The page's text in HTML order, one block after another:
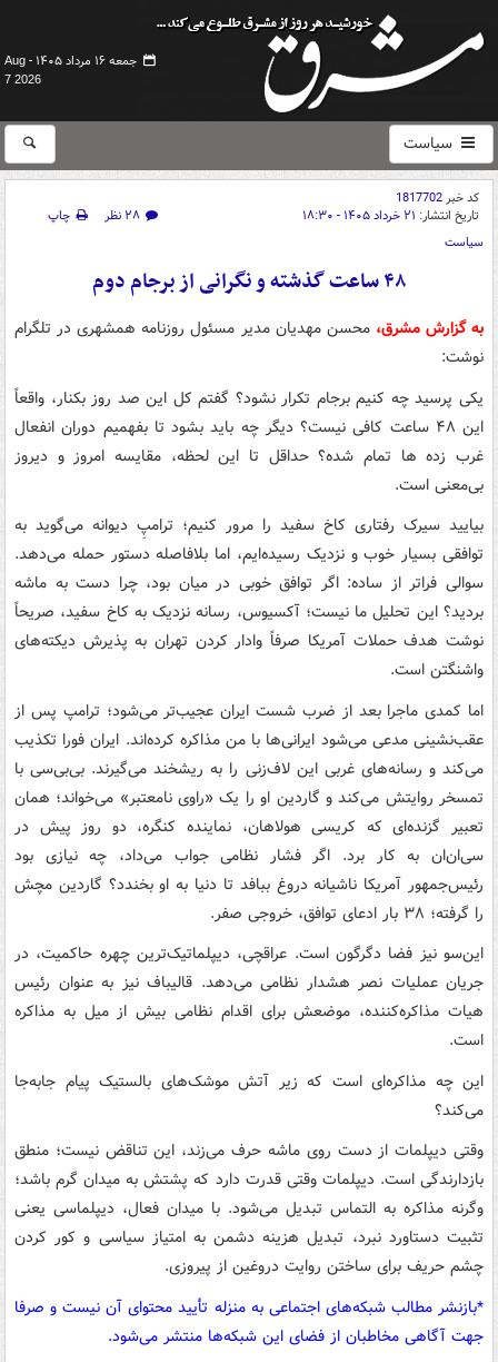
جمعه ۱۶ مرداد ۱۴۰۵ -
Aug
7 2026
سیاست
کد خبر1817702
تاریخ انتشار: ۲۱ خرداد ۱۴۰۵ - ۱۸:۳۰ ۲۸ نظر
چاپ
سیاست
۴۸ ساعت گذشته و نگرانی از برجام دوم
به گزارش مشرق،محسن مهدیان مدیر مسئول روزنامه همشهری در تلگرام
نوشت:
یکی پرسید چه کنیم برجام تکرار نشود؟ گفتم کل این صد روز بکنار، واقعاً
این ۴۸ ساعت کافی نیست؟ دیگر چه باید بشود تا بفهمیم دوران انفعال
غرب زده ها تمام شده؟ حداقل تا این لحظه، مقایسه امروز و دیروز
بی‌معنی است.
بیایید سیرک رفتاری کاخ سفید را مرور کنیم؛ ترامپِ دیوانه می‌گوید به
توافقی بسیار خوب و نزدیک رسیده‌ایم، اما بلافاصله دستور حمله می‌دهد.
سوالی فراتر از ساده: اگر توافق خوبی در میان بود، چرا دست به ماشه
بردید؟ این تحلیل ما نیست؛ آکسیوس، رسانه نزدیک به کاخ سفید، صریحاً
نوشت هدف حملات آمریکا صرفاً وادار کردن تهران به پذیرش دیکته‌های
واشنگتن است.
اما کمدی ماجرا بعد از ضرب شست ایران عجیب‌تر می‌شود؛ ترامپ پس از
عقب‌نشینی مدعی می‌شود ایرانی‌ها با من مذاکره کرده‌اند. ایران فورا تکذیب
می‌کند و رسانه‌های غربی این لاف‌زنی را به ریشخند می‌گیرند. بی‌بی‌سی با
تمسخر روایتش می‌کند و گاردین او را یک «راوی نامعتبر» می‌خواند؛ همان
تعبیر گزنده‌ای که کریسی هولاهان، نماینده کنگره، دو روز پیش در
سی‌ان‌ان به کار برد. اگر فشار نظامی جواب می‌داد، چه نیازی بود
رئیس‌جمهور آمریکا ناشیانه دروغ ببافد تا دنیا به او بخندد؟ گاردین مچش
را گرفته؛ ۳۸ بار ادعای توافق، خروجی صفر.
این‌سو نیز فضا دگرگون است. عراقچی، دیپلماتیک‌ترین چهره حاکمیت، در
جریان عملیات نصر هشدار نظامی می‌دهد. قالیباف نیز به عنوان رئیس
هیات مذاکره‌کننده، موضعش برای اقدام نظامی بیش از میل به مذاکره
است.
این چه مذاکره‌ای است که زیر آتش موشک‌های بالستیک پیام جابه‌جا
می‌کند؟
وقتی دیپلمات از دست روی ماشه حرف می‌زند، این تناقض نیست؛ منطق
بازدارندگی است. دیپلمات وقتی قدرت دارد که پشتش به میدان گرم باشد؛
وگرنه مذاکره به التماس تبدیل می‌شود. با میدان فعال، دیپلماسی یعنی
تثبیت دستاورد نبرد، تبدیل هزینه دشمن به امتیاز سیاسی و کور کردن
چشم حریف برای ساختن روایت دروغین از پیروزی.
*بازنشر مطالب شبکه‌های اجتماعی به منزله تأیید محتوای آن نیست و صرفا
جهت آگاهی مخاطبان از فضای این شبکه‌ها منتشر می‌شود.